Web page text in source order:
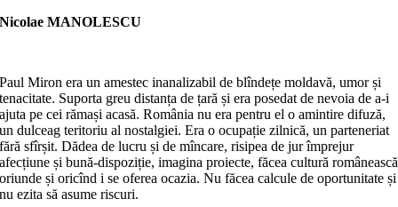
Nicolae MANOLESCU
Paul Miron era un amestec inanalizabil de blîndețe moldavă, umor și
tenacitate. Suporta greu distanța de țară și era posedat de nevoia de a-i
ajuta pe cei rămași acasă. România nu era pentru el o amintire difuză,
un dulceag teritoriu al nostalgiei. Era o ocupație zilnică, un parteneriat
fără sfîrșit. Dădea de lucru și de mîncare, risipea de jur împrejur
afecțiune și bună-dispoziție, imagina proiecte, făcea cultură românească
oriunde și oricînd i se oferea ocazia. Nu făcea calcule de oportunitate și
nu ezita să asume riscuri.